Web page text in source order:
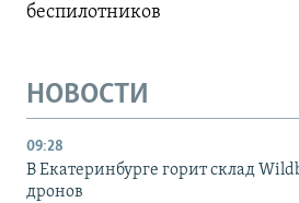
беспилотников
НОВОСТИ
09:28
В Екатеринбурге горит склад
дронов